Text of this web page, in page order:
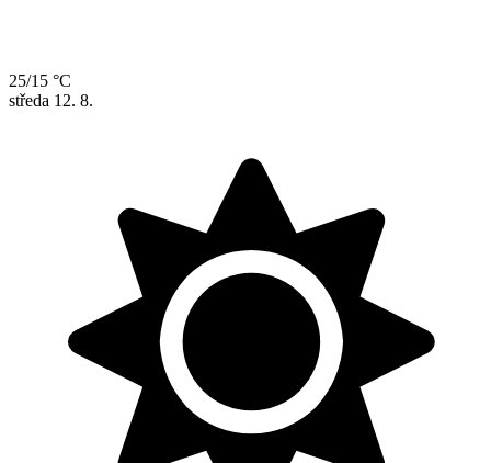
25/15 °C
středa 12. 8.